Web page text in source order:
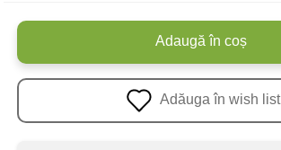
Adaugă în coș
Adăuga în wish list